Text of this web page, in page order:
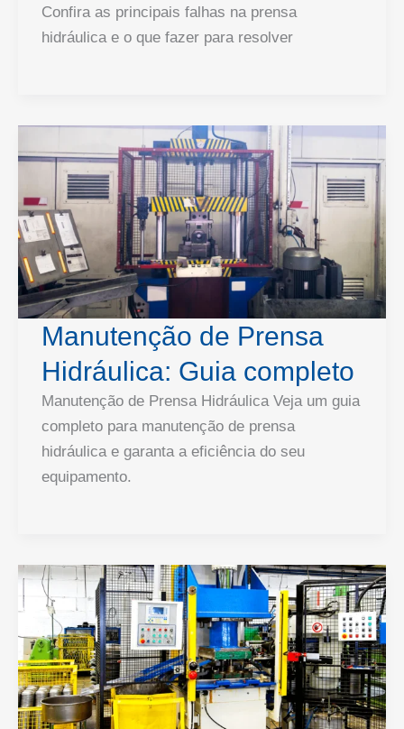
Confira as principais falhas na prensa
hidráulica e o que fazer para resolver
Manutenção de Prensa
Hidráulica: Guia completo
Manutenção de Prensa Hidráulica Veja um guia
completo para manutenção de prensa
hidráulica e garanta a eficiência do seu
equipamento.